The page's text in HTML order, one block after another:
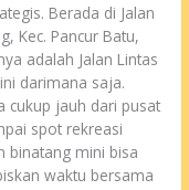
Berada di Jalan
Kec. Pancur Batu,
adalah Jalan Lintas
darimana saja.
cukup jauh dari pusat
spot rekreasi
binatang mini bisa
waktu bersama